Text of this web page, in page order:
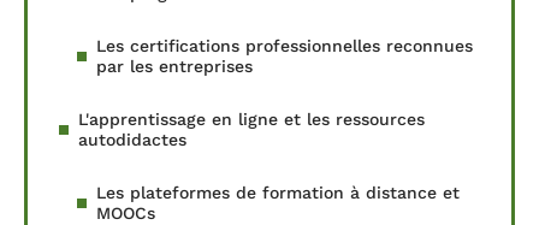
Les certifications professionnelles reconnues
par les entreprises
L'apprentissage en ligne et les ressources
autodidactes
Les plateformes de formation à distance et
MOOCs